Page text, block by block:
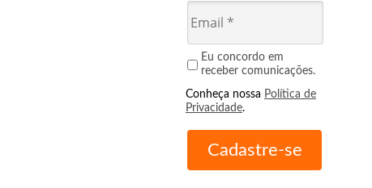
Eu concordo em
receber comunicações.
Conheça nossa Política de
Privacidade.